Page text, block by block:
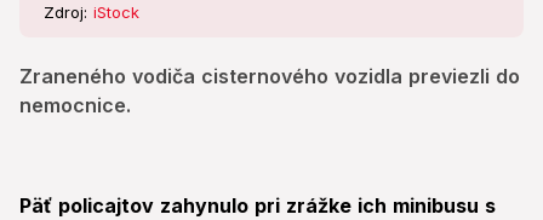
Zdroj: iStock
Zraneného vodiča cisternového vozidla previezli do
nemocnice.
Päť policajtov zahynulo pri zrážke ich minibusu s